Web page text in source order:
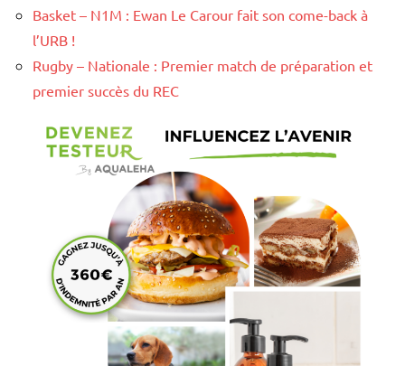
Basket – N1M : Ewan Le Carour fait son come-back à
l’URB !
Rugby – Nationale : Premier match de préparation et
premier succès du REC